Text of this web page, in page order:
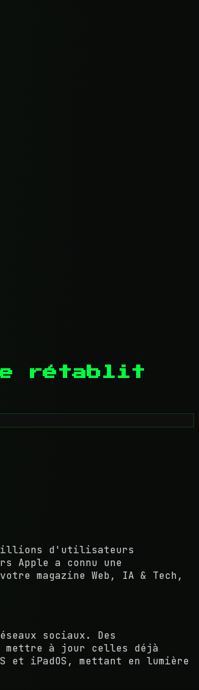
rétablit
millions d'utilisateurs
Apple a connu une
magazine Web, IA & Tech,
sociaux. Des
mettre à jour celles déjà
et iPadOS, mettant en lumière